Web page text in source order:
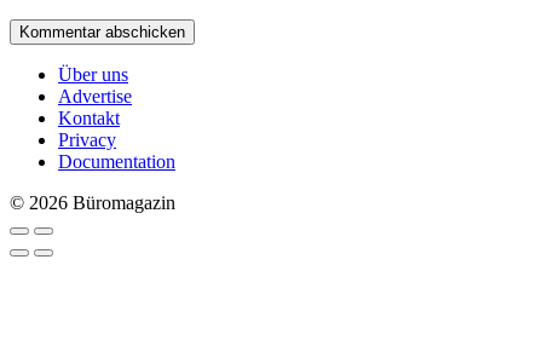
Über uns
Advertise
Kontakt
Privacy
Documentation
© 2026 Büromagazin